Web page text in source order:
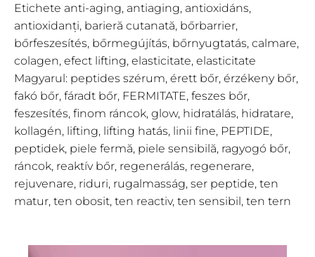
Etichete anti-aging, antiaging, antioxidáns,
antioxidanți, barieră cutanată, bőrbarrier,
bőrfeszesítés, bőrmegújítás, bőrnyugtatás, calmare,
colagen, efect lifting, elasticitate, elasticitate
Magyarul: peptides szérum, érett bőr, érzékeny bőr,
fakó bőr, fáradt bőr, FERMITATE, feszes bőr,
feszesítés, finom ráncok, glow, hidratálás, hidratare,
kollagén, lifting, lifting hatás, linii fine, PEPTIDE,
peptidek, piele fermă, piele sensibilă, ragyogó bőr,
ráncok, reaktív bőr, regenerálás, regenerare,
rejuvenare, riduri, rugalmasság, ser peptide, ten
matur, ten obosit, ten reactiv, ten sensibil, ten tern